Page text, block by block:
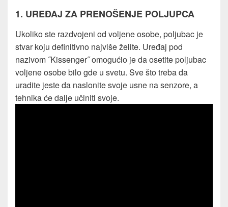
1. UREĐAJ ZA PRENOŠENJE POLJUPCA
Ukoliko ste razdvojeni od voljene osobe, poljubac je
stvar koju definitivno najviše želite. Uređaj pod
nazivom ˝Kissenger˝ omogućio je da osetite poljubac
voljene osobe bilo gde u svetu. Sve što treba da
uradite jeste da naslonite svoje usne na senzore, a
tehnika će dalje učiniti svoje.